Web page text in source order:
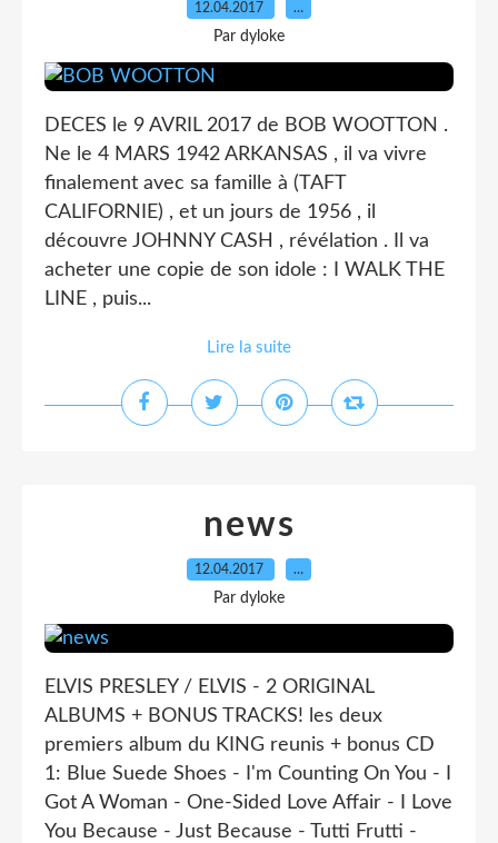
12.04.2017 …
Par dyloke
DECES le 9 AVRIL 2017 de BOB WOOTTON .
Ne le 4 MARS 1942 ARKANSAS , il va vivre
finalement avec sa famille à (TAFT
CALIFORNIE) , et un jours de 1956 , il
découvre JOHNNY CASH , révélation . Il va
acheter une copie de son idole : I WALK THE
LINE , puis...
Lire la suite
news
12.04.2017 …
Par dyloke
ELVIS PRESLEY / ELVIS - 2 ORIGINAL
ALBUMS + BONUS TRACKS! les deux
premiers album du KING reunis + bonus CD
1: Blue Suede Shoes - I'm Counting On You - I
Got A Woman - One-Sided Love Affair - I Love
You Because - Just Because - Tutti Frutti -